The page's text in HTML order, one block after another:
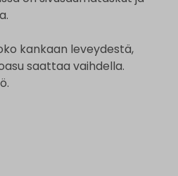
kankaan leveydestä,
saattaa vaihdella.